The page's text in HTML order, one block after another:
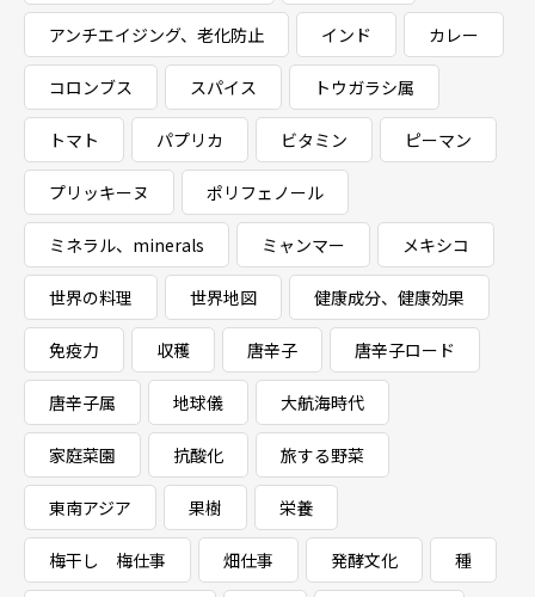
アンチエイジング、老化防止 インド カレー
コロンブス スパイス トウガラシ属
トマト パプリカ ビタミン ピーマン
プリッキーヌ ポリフェノール
ミネラル、minerals ミャンマー メキシコ
世界の料理 世界地図 健康成分、健康効果
免疫力 収穫 唐辛子 唐辛子ロード
唐辛子属 地球儀 大航海時代
家庭菜園 抗酸化 旅する野菜
東南アジア 果樹 栄養
梅干し 梅仕事 畑仕事 発酵文化 種